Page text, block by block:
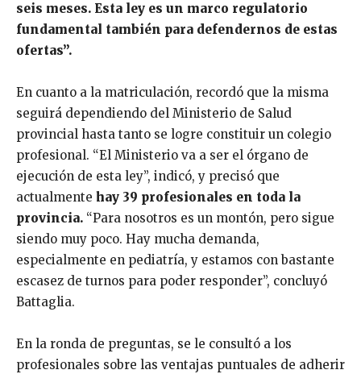
seis meses. Esta ley es un marco regulatorio
fundamental también para defendernos de estas
ofertas”.
En cuanto a la matriculación, recordó que la misma
seguirá dependiendo del Ministerio de Salud
provincial hasta tanto se logre constituir un colegio
profesional. “El Ministerio va a ser el órgano de
ejecución de esta ley”, indicó, y precisó que
actualmente hay 39 profesionales en toda la
provincia. “Para nosotros es un montón, pero sigue
siendo muy poco. Hay mucha demanda,
especialmente en pediatría, y estamos con bastante
escasez de turnos para poder responder”, concluyó
Battaglia.
En la ronda de preguntas, se le consultó a los
profesionales sobre las ventajas puntuales de adherir